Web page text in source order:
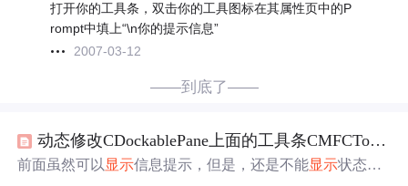
打开你的工具条，双击你的工具图标在其属性页中的P
rompt中填上“\n你的提示信息”
2007-03-12
——到底了——
动态修改CDockablePane上面的工具条CMFCToolBar的信息提示（续2）
前面虽然可以 显示信息提示，但是，还是不能显示状态栏